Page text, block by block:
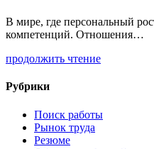
В мире, где персональный
компетенций. Отношения…
продолжить чтение
Рубрики
Поиск работы
Рынок труда
Резюме